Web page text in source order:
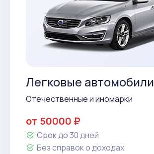
Легковые автомобили
Отечественные и иномарки
от 50000 ₽
Срок до 30 дней
Без справок о доходах